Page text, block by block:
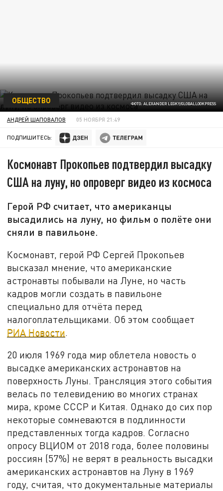
ФОТО: ALEXANDER LEGKY/GLOBALLOOKPRESS
ОБЩЕСТВО
АНДРЕЙ ШАПОВАЛОВ 05 НОЯБРЯ 21:49
ПОДПИШИТЕСЬ:
Космонавт Прокопьев подтвердил высадку
США на луну, но опроверг видео из космоса
Герой РФ считает, что американцы
высадились на луну, но фильм о полёте они
сняли в павильоне.
Космонавт, герой РФ Сергей Прокопьев
высказал мнение, что американские
астронавты побывали на Луне, но часть
кадров могли создать в павильоне
специально для отчёта перед
налогоплательщиками. Об этом сообщает
РИА Новости.
20 июля 1969 года мир облетела новость о
высадке американских астронавтов на
поверхность Луны. Трансляция этого события
велась по телевидению во многих странах
мира, кроме СССР и Китая. Однако до сих пор
некоторые сомневаются в подлинности
представленных тогда кадров. Согласно
опросу ВЦИОМ от 2018 года, более половины
россиян (57%) не верят в реальность высадки
американских астронавтов на Луну в 1969
году, считая, что документальные материалы